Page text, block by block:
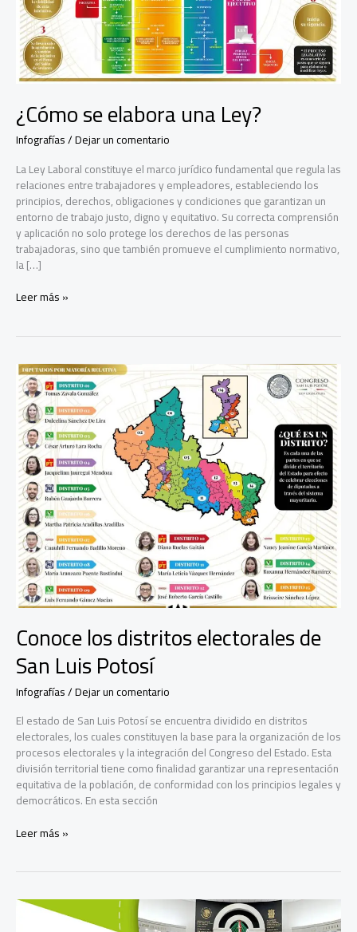
¿Cómo se elabora una Ley?
Infografías/Dejar un comentario
La Ley Laboral constituye el marco jurídico fundamental que regula las
relaciones entre trabajadores y empleadores, estableciendo los
principios, derechos, obligaciones y condiciones que garantizan un
entorno de trabajo justo, digno y equitativo. Su correcta comprensión
y aplicación no solo protege los derechos de las personas
trabajadoras, sino que también promueve el cumplimiento normativo,
la […]
¿Cómo
Ley?
Leer más »
Conoce los distritos electorales de
San Luis Potosí
Infografías/Dejar un comentario
El estado de San Luis Potosí se encuentra dividido en distritos
electorales, los cuales constituyen la base para la organización de los
procesos electorales y la integración del Congreso del Estado. Esta
división territorial tiene como finalidad garantizar una representación
equitativa de la población, de conformidad con los principios legales y
democráticos. En esta sección
Conoce
de
San
Leer más »